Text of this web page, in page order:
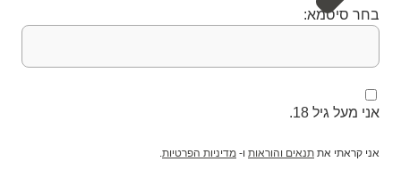
בחר סיסמא:
אני מעל גיל 18.
אני קראתי את תנאים והוראות ו- מדיניות הפרטיות.